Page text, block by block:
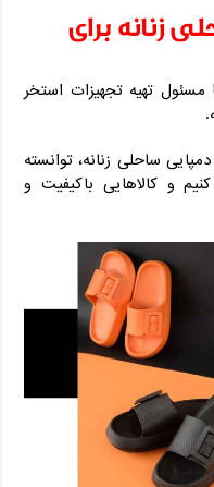
زنانه برای
مسئول تهیه تجهیزات استخر
ساحلی زنانه، توانسته
و کالاهایی باکیفیت و